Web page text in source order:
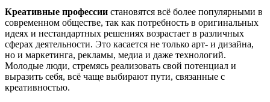
Креативные профессии становятся всё более популярными в
современном обществе, так как потребность в оригинальных
идеях и нестандартных решениях возрастает в различных
сферах деятельности. Это касается не только арт- и дизайна,
но и маркетинга, рекламы, медиа и даже технологий.
Молодые люди, стремясь реализовать свой потенциал и
выразить себя, всё чаще выбирают пути, связанные с
креативностью.